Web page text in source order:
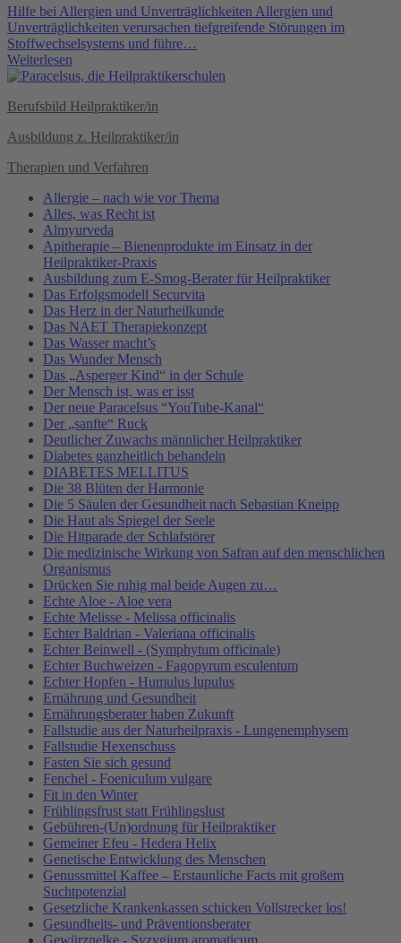
Hilfe bei Allergien und Unverträglichkeiten Allergien und
Unverträglichkeiten verursachen tiefgreifende Störungen im
Stoffwechselsystems und führe…
Weiterlesen
Berufsbild Heilpraktiker/in
Ausbildung z. Heilpraktiker/in
Therapien und Verfahren
Allergie – nach wie vor Thema
Alles, was Recht ist
Almyurveda
Apitherapie – Bienenprodukte im Einsatz in der
Heilpraktiker-Praxis
Ausbildung zum E-Smog-Berater für Heilpraktiker
Das Erfolgsmodell Securvita
Das Herz in der Naturheilkunde
Das NAET Therapiekonzept
Das Wasser macht’s
Das Wunder Mensch
Das „Asperger Kind“ in der Schule
Der Mensch ist, was er isst
Der neue Paracelsus “YouTube-Kanal“
Der „sanfte“ Ruck
Deutlicher Zuwachs männlicher Heilpraktiker
Diabetes ganzheitlich behandeln
DIABETES MELLITUS
Die 38 Blüten der Harmonie
Die 5 Säulen der Gesundheit nach Sebastian Kneipp
Die Haut als Spiegel der Seele
Die Hitparade der Schlafstörer
Die medizinische Wirkung von Safran auf den menschlichen
Organismus
Drücken Sie ruhig mal beide Augen zu…
Echte Aloe - Aloe vera
Echte Melisse - Melissa officinalis
Echter Baldrian - Valeriana officinalis
Echter Beinwell - (Symphytum officinale)
Echter Buchweizen - Fagopyrum esculentum
Echter Hopfen - Humulus lupulus
Ernährung und Gesundheit
Ernährungsberater haben Zukunft
Fallstudie aus der Naturheilpraxis - Lungenemphysem
Fallstudie Hexenschuss
Fasten Sie sich gesund
Fenchel - Foeniculum vulgare
Fit in den Winter
Frühlingsfrust statt Frühlingslust
Gebühren-(Un)ordnung für Heilpraktiker
Gemeiner Efeu - Hedera Helix
Genetische Entwicklung des Menschen
Genussmittel Kaffee – Erstaunliche Facts mit großem
Suchtpotenzial
Gesetzliche Krankenkassen schicken Vollstrecker los!
Gesundheits- und Präventionsberater